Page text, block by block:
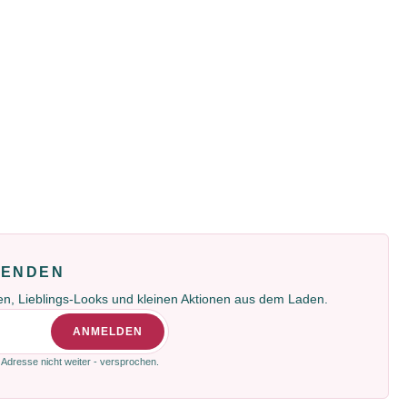
Lieblings-Looks und kleinen Aktionen aus dem Laden.
ANMELDEN
nicht weiter - versprochen.